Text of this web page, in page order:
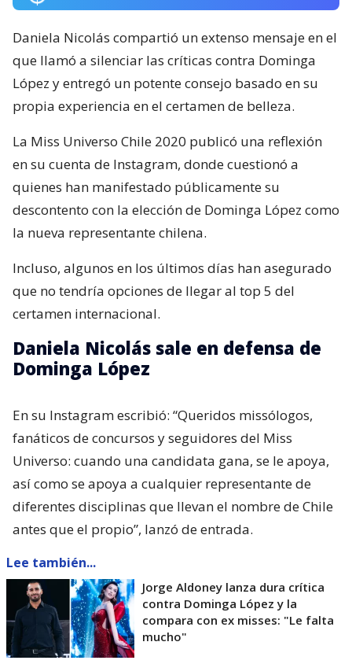
Daniela Nicolás compartió un extenso mensaje en el
que llamó a silenciar las críticas contra Dominga
López y entregó un potente consejo basado en su
propia experiencia en el certamen de belleza.
La Miss Universo Chile 2020 publicó una reflexión
en su cuenta de Instagram, donde cuestionó a
quienes han manifestado públicamente su
descontento con la elección de Dominga López como
la nueva representante chilena.
Incluso, algunos en los últimos días han asegurado
que no tendría opciones de llegar al top 5 del
certamen internacional.
Daniela Nicolás sale en defensa de
Dominga López
En su Instagram escribió: “Queridos missólogos,
fanáticos de concursos y seguidores del Miss
Universo: cuando una candidata gana, se le apoya,
así como se apoya a cualquier representante de
diferentes disciplinas que llevan el nombre de Chile
antes que el propio”, lanzó de entrada.
Lee también...
Jorge Aldoney lanza dura crítica
contra Dominga López y la
compara con ex misses: "Le falta
mucho"